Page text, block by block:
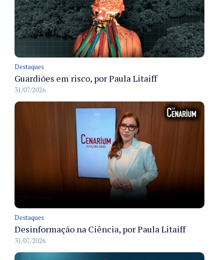
Destaques
Guardiões em risco, por Paula Litaiff
31/07/2026
Destaques
Desinformação na Ciência, por Paula Litaiff
31/07/2026